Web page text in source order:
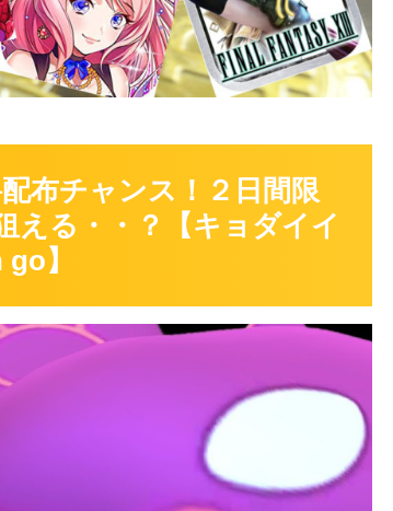
布チャンス！２日間限
える・・？【キョダイイ
】